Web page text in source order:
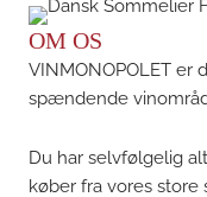
OM OS
VINMONOPOLET er
spændende
Du har selvfølgelig
køber fra vores store